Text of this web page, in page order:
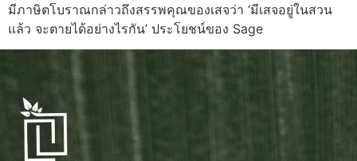
มีภาษิตโบราณกล่าวถึงสรรพคุณของเสจว่า ‘มีเสจอยู่ในสวน
แล้ว จะตายได้อย่างไรกัน’ ประโยชน์ของ Sage